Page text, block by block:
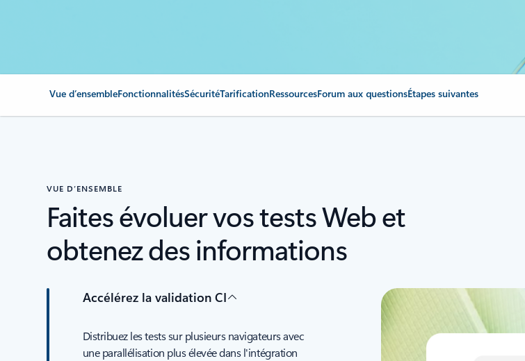
Vue d’ensembleFonctionnalitésSécuritéTarificationRessourcesForum aux questionsÉtapes suivantes
VUE D’ENSEMBLE
Faites évoluer vos tests Web et
obtenez des informations
Accélérez la validation CI
Distribuez les tests sur plusieurs navigateurs avec
une parallélisation plus élevée dans l'intégration